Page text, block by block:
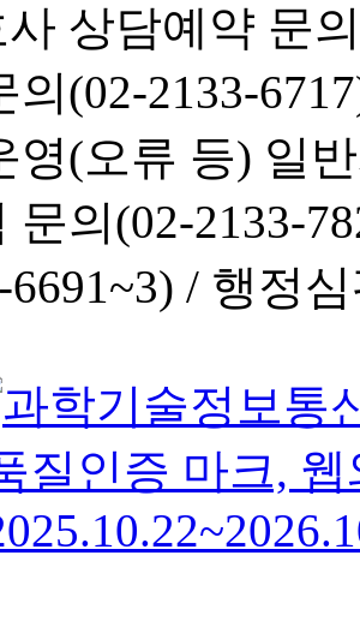
상담예약 문
의(02-2133-
영(오류 등) 일
문의(02-2133-
/ 행정심